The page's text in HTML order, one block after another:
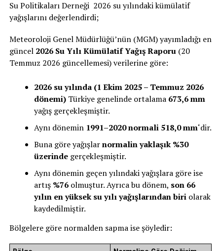
Su Politikaları Derneği 2026 su yılındaki kümülatif
yağışlarını değerlendirdi;
Meteoroloji Genel Müdürlüğü’nün (MGM) yayımladığı en
güncel 2026 Su Yılı Kümülatif Yağış Raporu(20
Temmuz 2026 güncellemesi) verilerine göre:
2026 su yılında (1 Ekim 2025 – Temmuz 2026
dönemi)Türkiye genelinde ortalama 673,6 mm
yağış gerçekleşmiştir.
Aynı dönemin 1991–2020 normali 518,0 mm‘dir.
Buna göre yağışlarnormalin yaklaşık %30
üzerindegerçekleşmiştir.
Aynı dönemin geçen yılındaki yağışlara göre ise
artış %76olmuştur. Ayrıca bu dönem, son 66
yılın en yüksek su yılı yağışlarından biriolarak
kaydedilmiştir.
Bölgelere göre normalden sapma ise şöyledir: